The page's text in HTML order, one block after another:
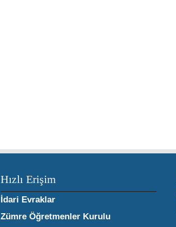
Hızlı Erişim
İdari Evraklar
Zümre Öğretmenler Kurulu